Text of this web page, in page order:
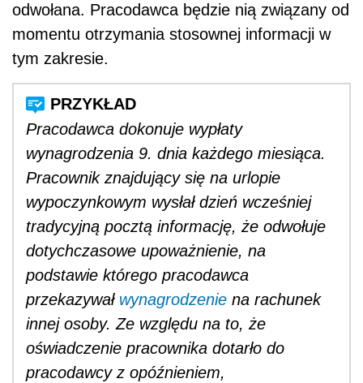
odwołana. Pracodawca będzie nią związany od
momentu otrzymania stosownej informacji w
tym zakresie.
Pracodawca dokonuje wypłaty
wynagrodzenia 9. dnia każdego miesiąca.
Pracownik znajdujący się na urlopie
wypoczynkowym wysłał dzień wcześniej
tradycyjną pocztą informację, że odwołuje
dotychczasowe upoważnienie, na
podstawie którego pracodawca
przekazywał wynagrodzenie na rachunek
innej osoby. Ze względu na to, że
oświadczenie pracownika dotarło do
pracodawcy z opóźnieniem,